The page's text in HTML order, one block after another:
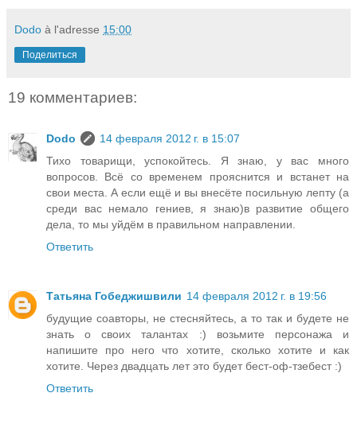
Dodo à l'adresse 15:00
Поделиться
19 комментариев:
Dodo
14 февраля 2012 г. в 15:07
Тихо товарищи, успокойтесь. Я знаю, у вас много
вопросов. Всё со временем прояснится и встанет на
свои места. А если ещё и вы внесёте посильную лепту (а
среди вас немало гениев, я знаю)в развитие общего
дела, то мы уйдём в правильном направлении.
Ответить
Татьяна Гобеджишвили 14 февраля 2012 г. в 19:56
будущие соавторы, не стесняйтесь, а то так и будете не
знать о своих талантах :) возьмите персонажа и
напишите про него что хотите, сколько хотите и как
хотите. Через двадцать лет это будет бест-оф-тзебест :)
Ответить